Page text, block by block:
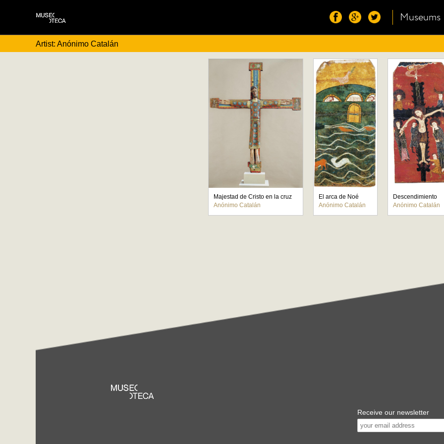
Museums
Artist: Anónimo Catalán
Majestad de Cristo en la cruz
Anónimo Catalán
El arca de Noé
Anónimo Catalán
Descendimiento
Anónimo Catalán
Receive our newsletter